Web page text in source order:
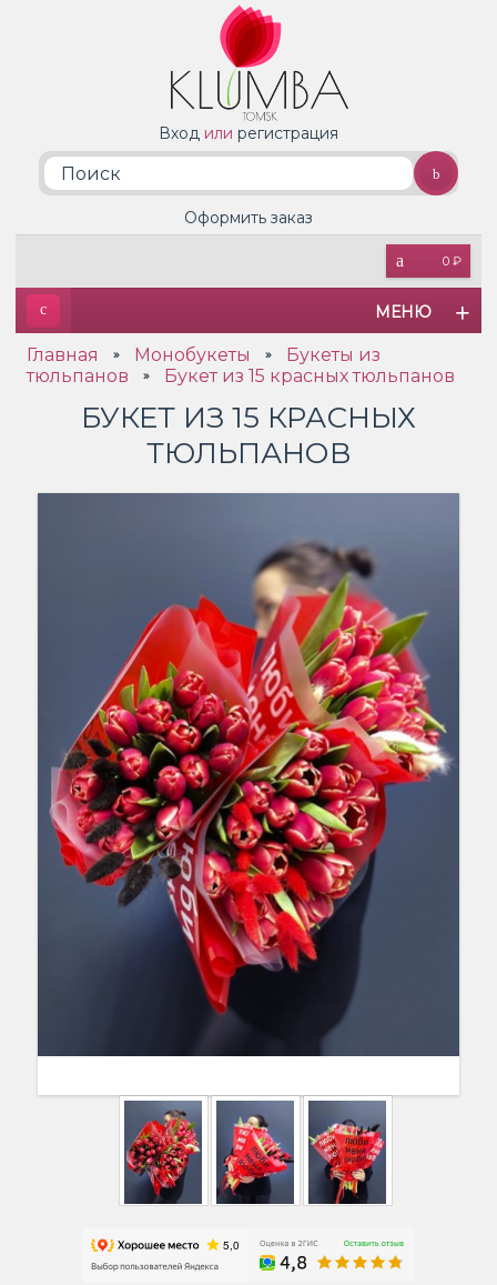
Вход или регистрация
0 ₽
Оформить заказ
МЕНЮ
Главная » Монобукеты »
Букеты из
тюльпанов
» Букет из 15 красных тюльпанов
БУКЕТ ИЗ 15 КРАСНЫХ
ТЮЛЬПАНОВ